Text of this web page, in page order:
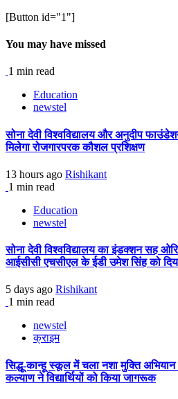
[Button id="1"]
You may have missed
1 min read
Education
newstel
सोना देवी विश्वविद्यालय और अनुदीप
मिलेगा रोजगारपरक कौशल प्रशिक्षण
13 hours ago Rishikant
1 min read
Education
newstel
सोना देवी विश्वविद्यालय का इंडक्शन सह
आईसीसी एचसीएल के ईडी उमेश सिंह को
5 days ago Rishikant
1 min read
newstel
क्राइम
सिद्धू-कान्हू स्कूल में चला नशा मुक्ति अभियान
कल्याण ने विद्यार्थियों को किया जागरूक